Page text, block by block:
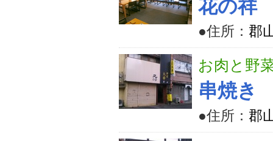
花の祥
●住所： 郡
お肉と野
串焼き
●住所： 郡